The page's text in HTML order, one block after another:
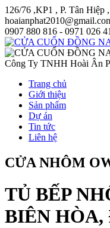
126/76 ,KP1 , P. Tân
0907 880 816 - 0971 026
Công Ty TNHH Hoài Ân
Trang chủ
Giới thiệu
Sản phẩm
Dự án
Tin tức
Liên hệ
CỬA NHÔM
TỦ BẾP
BIÊN